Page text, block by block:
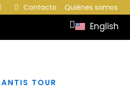
Contacto Quiénes somos
English
TOUR